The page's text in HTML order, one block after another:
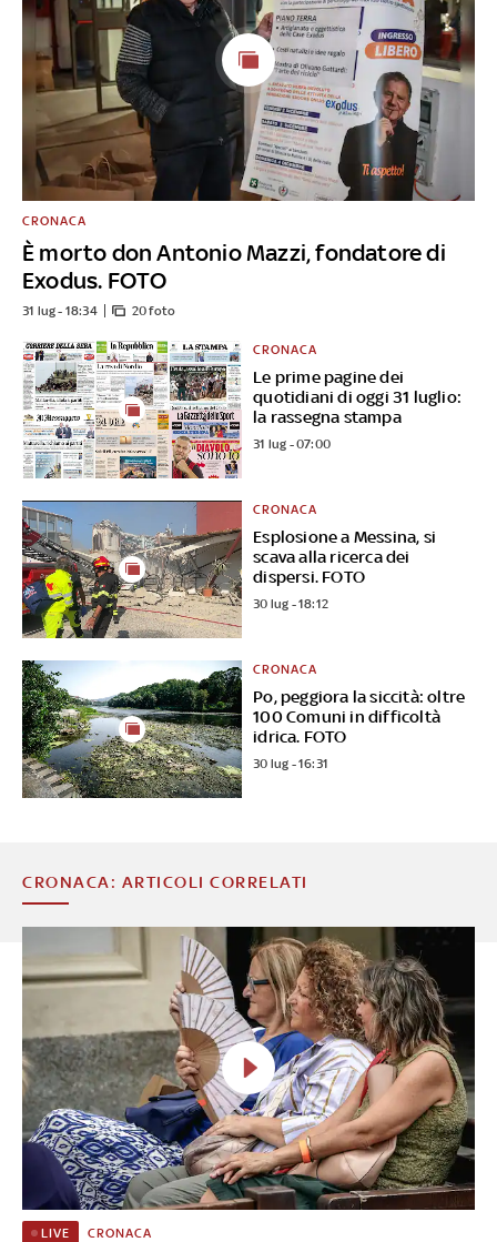
È morto don Antonio Mazzi, fondatore di
Exodus. FOTO
CRONACA
31 lug - 18:34 20 foto
Le prime pagine dei
quotidiani di oggi 31 luglio:
la rassegna stampa
CRONACA
31 lug - 07:00
Esplosione a Messina, si
scava alla ricerca dei
dispersi. FOTO
CRONACA
30 lug - 18:12
Po, peggiora la siccità: oltre
100 Comuni in difficoltà
idrica. FOTO
CRONACA
30 lug - 16:31
CRONACA: ARTICOLI CORRELATI
LIVE CRONACA